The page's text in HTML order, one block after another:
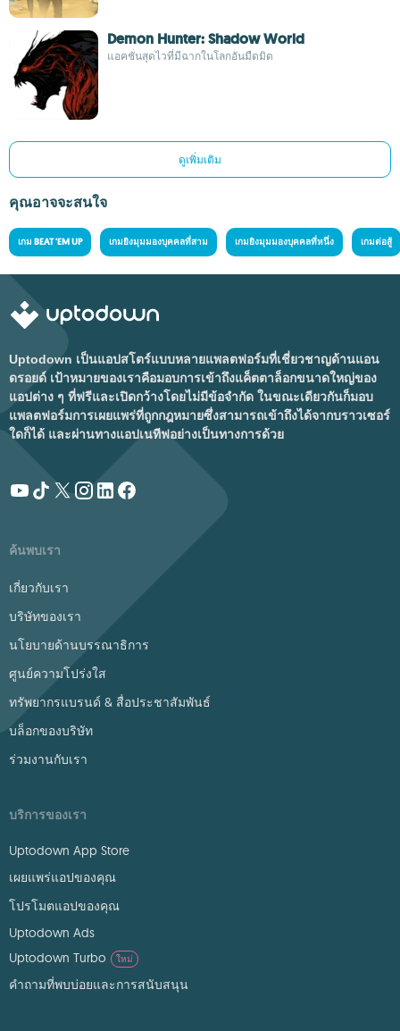
Demon Hunter: Shadow World
แอคชั่นสุดไวที่มีฉากในโลกอันมืดมิด
ดูเพิ่มเติม
คุณอาจจะสนใจ
เกม BEAT 'EM UP เกมยิงมุมมองบุคคลที่สาม เกมยิงมุมมองบุคคลที่หนึ่ง เกมต่อสู้
Uptodown เป็นแอปสโตร์แบบหลายแพลตฟอร์มที่เชี่ยวชาญด้านแอน
ดรอยด์ เป้าหมายของเราคือมอบการเข้าถึงแค็ตตาล็อกขนาดใหญ่ของ
แอปต่าง ๆ ที่ฟรีและเปิดกว้างโดยไม่มีข้อจำกัด ในขณะเดียวกันก็มอบ
แพลตฟอร์มการเผยแพร่ที่ถูกกฎหมายซึ่งสามารถเข้าถึงได้จากบราวเซอร์
ใดก็ได้ และผ่านทางแอปเนทีฟอย่างเป็นทางการด้วย
ค้นพบเรา
เกี่ยวกับเรา
บริษัทของเรา
นโยบายด้านบรรณาธิการ
ศูนย์ความโปร่งใส
ทรัพยากรแบรนด์ & สื่อประชาสัมพันธ์
บล็อกของบริษัท
ร่วมงานกับเรา
บริการของเรา
Uptodown App Store
เผยแพร่แอปของคุณ
โปรโมตแอปของคุณ
Uptodown Ads
Uptodown Turbo
ใหม่
คำถามที่พบบ่อยและการสนับสนุน